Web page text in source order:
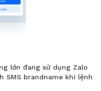
lớn đang sử dụng Zalo
SMS brandname khi lệnh